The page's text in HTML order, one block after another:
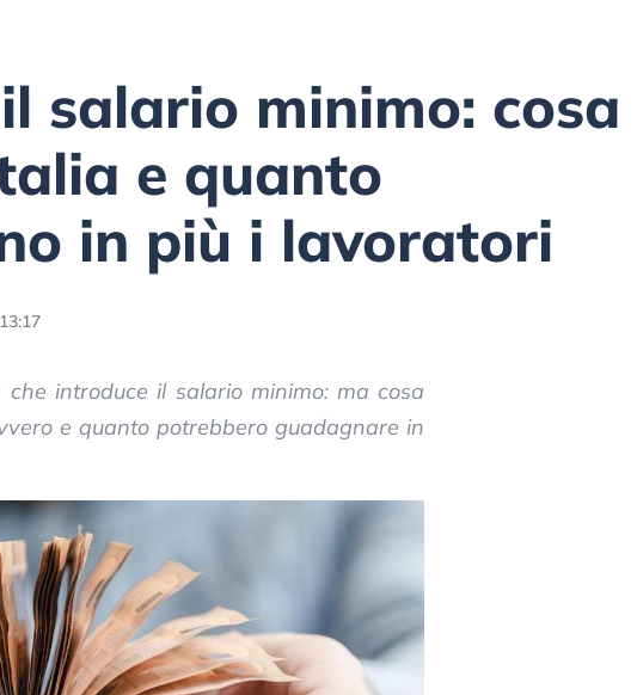
salario minimo: cosa
e quanto
in più i lavoratori
che introduce il salario minimo: ma cosa
e quanto potrebbero guadagnare in